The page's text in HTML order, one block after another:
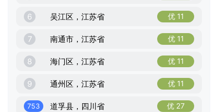
6 吴江区，江苏省 优 11
7 南通市，江苏省 优 11
8 海门区，江苏省 优 11
9 通州区，江苏省 优 11
753 道孚县，四川省 优 27